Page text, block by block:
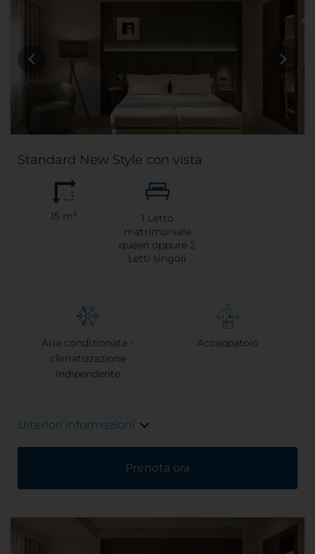
Standard New Style con vista
15 m² 1 Letto
matrimoniale
queen oppure 2
Letti singoli
Aria condizionata -
climatizzazione
indipendente
Accappatoio
Ulteriori informazioni
Prenota ora